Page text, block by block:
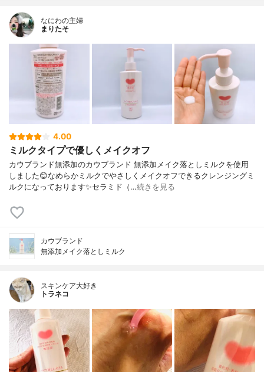
なにわの主婦
まりたそ
4.00
ミルクタイプで優しくメイクオフ
カウブランド無添加のカウブランド 無添加メイク落としミルクを使用
しました😊なめらかミルクでやさしくメイクオフできるクレンジングミ
ルクになっております✨セラミド（…続きを見る
カウブランド
無添加メイク落としミルク
スキンケア大好き
トラネコ